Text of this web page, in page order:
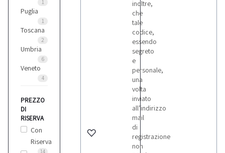
1
Puglia
1
Toscana
2
Umbria
6
Veneto
4
PREZZO
DI
RISERVA
Con
Riserva
14
inoltre,
che
tale
codice,
essendo
segreto
e
personale,
una
volta
inviato
all’indirizzo
mail
di
registrazione
non